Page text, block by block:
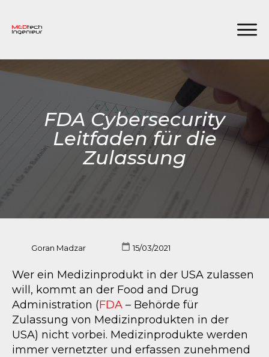
FDA Cybersecurity
Leitfaden für die
Zulassung
Goran Madzar 15/03/2021
Wer ein Medizinprodukt in der USA zulassen
will, kommt an der Food and Drug
Administration (FDA – Behörde für
Zulassung von Medizinprodukten in der
USA) nicht vorbei. Medizinprodukte werden
immer vernetzter und erfassen zunehmend